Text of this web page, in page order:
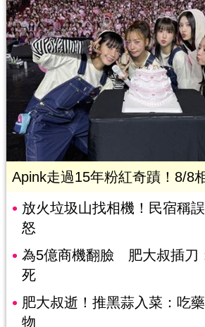
Apink走過15年粉紅奇蹟！8/8
放火垃圾山找相機！民宿稱
怒
為5億商機翻臉 肥大叔插刀
死
肥大叔逝！推黑蒜入菜：吃
物